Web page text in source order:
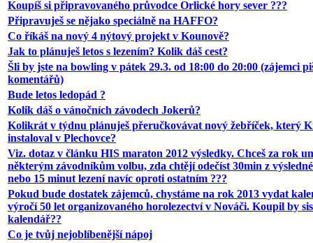
Koupíš si připravovaného průvodce Orlické hory sever ???
Připravuješ se nějako speciálně na HAFFO?
Co říkáš na nový 4 nýtový projekt v Kounově?
Jak to plánuješ letos s lezením? Kolik dáš cest?
Šli by jste na bowling v pátek 29.3. od 18:00 do 20:00 (zájemci
komentářů)
Bude letos ledopád ?
Kolik dáš o vánočních závodech Jokerů?
Kolikrát v týdnu plánuješ přeručkovávat nový žebříček, který
instaloval v Plechovce?
Viz. dotaz v článku HIS maraton 2012 výsledky. Chceš za rok
některým závodníkům volbu, zda chtějí odečíst 30min z
nebo 15 minut lezení navíc oproti ostatním ???
Pokud bude dostatek zájemců, chystáme na rok 2013 vydat
výročí 50 let organizovaného horolezectví v Nováči. Koupil by
kalendář??
Co je tvůj nejoblíbenější nápoj